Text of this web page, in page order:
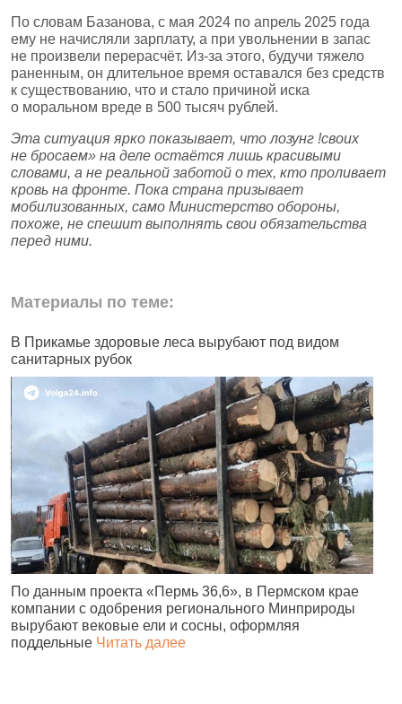
По словам Базанова, с мая 2024 по апрель 2025 года
ему не начисляли зарплату, а при увольнении в запас
не произвели перерасчёт. Из‑за этого, будучи тяжело
раненным, он длительное время оставался без средств
к существованию, что и стало причиной иска
о моральном вреде в 500 тысяч рублей.
Эта ситуация ярко показывает, что лозунг !своих
не бросаем» на деле остаётся лишь красивыми
словами, а не реальной заботой о тех, кто проливает
кровь на фронте. Пока страна призывает
мобилизованных, само Министерство обороны,
похоже, не спешит выполнять свои обязательства
перед ними.
Материалы по теме:
В Прикамье здоровые леса вырубают под видом
санитарных рубок
По данным проекта «Пермь 36,6», в Пермском крае
компании с одобрения регионального Минприроды
вырубают вековые ели и сосны, оформляя
поддельные Читать далее